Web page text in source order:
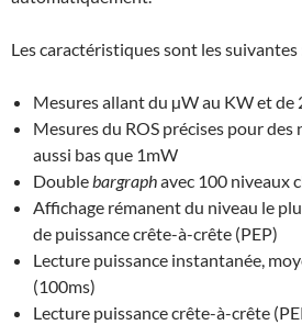
Les caractéristiques sont les suivantes
Mesures allant du µW au KW et de
Mesures du ROS précises pour des
aussi bas que 1mW
Doublebargraphavec 100 niveaux
Affichage rémanent du niveau le
de puissance crête-à-crête (PEP)
Lecture puissance instantanée,
(100ms)
Lecture puissance crête-à-crête